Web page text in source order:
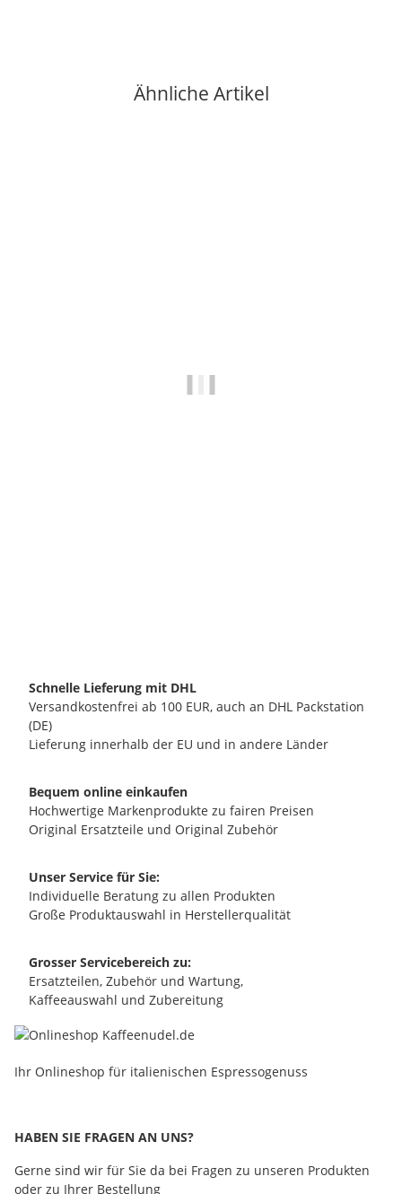
Ähnliche Artikel
Schnelle Lieferung mit DHL
Versandkostenfrei ab 100 EUR, auch an DHL Packstation
(DE)
Lieferung innerhalb der EU und in andere Länder
Bequem online einkaufen
Hochwertige Markenprodukte zu fairen Preisen
Original Ersatzteile und Original Zubehör
Unser Service für Sie:
Individuelle Beratung zu allen Produkten
Große Produktauswahl in Herstellerqualität
Grosser Servicebereich zu:
Ersatzteilen, Zubehör und Wartung,
Kaffeeauswahl und Zubereitung
Ihr Onlineshop für italienischen Espressogenuss
HABEN SIE FRAGEN AN UNS?
Gerne sind wir für Sie da bei Fragen zu unseren Produkten
oder zu Ihrer Bestellung